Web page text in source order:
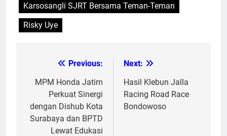
Karsosangli SJRT Bersama Teman-Teman
Risky Uye
navigation
Previous:
MPM Honda Jatim
Perkuat Sinergi
dengan Dishub Kota
Surabaya dan BPTD
Lewat Edukasi
Next:
Hasil Klebun Jalla
Racing Road Race
Bondowoso